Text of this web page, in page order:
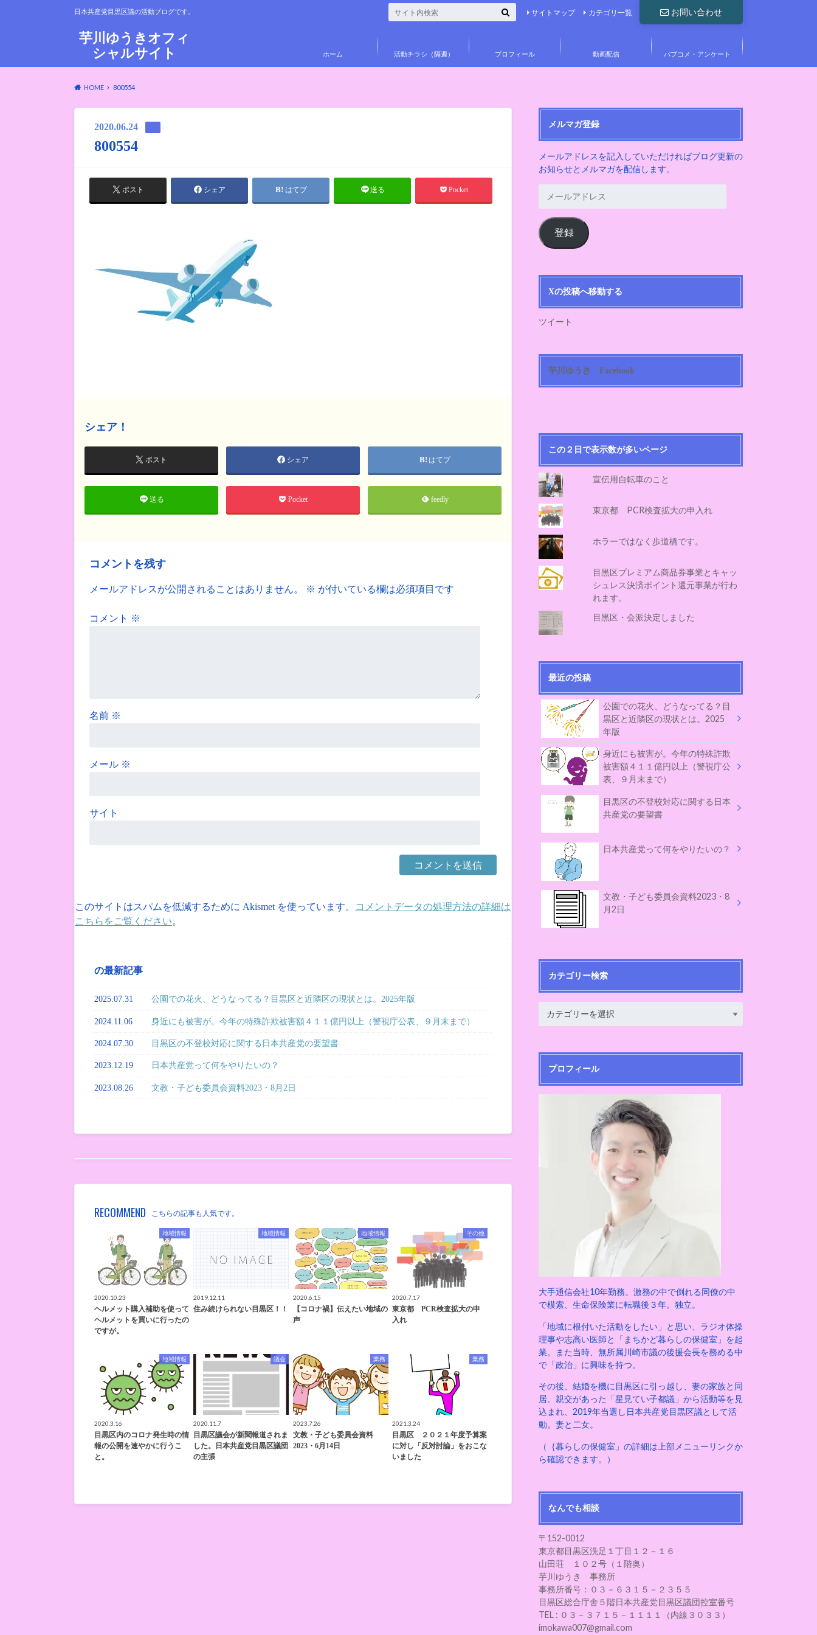
芋川ゆうきオフィ
シャルサイト
日本共産党目黒区議の活動ブログです。 お問い合わせ
サイトマップ カテゴリ一覧
ホーム 活動チラシ（隔週） プロフィール 動画配信 パブコメ・アンケート
HOME 800554
2020.06.24
800554
ポスト シェア はてブ 送る Pocket
シェア！
ポスト シェア はてブ
送る Pocket feedly
コメントを残す
メールアドレスが公開されることはありません。 ※ が付いている欄は必須項目です
コメント ※
名前 ※
メール ※
サイト
このサイトはスパムを低減するために Akismet を使っています。
コメントデータの処理方法の詳細は
こちらをご覧ください。
の最新記事
2025.07.31 公園での花火、どうなってる？目黒区と近隣区の現状とは。2025年版
2024.11.06 身近にも被害が。今年の特殊詐欺被害額４１１億円以上（警視庁公表、９月末まで）
2024.07.30 目黒区の不登校対応に関する日本共産党の要望書
2023.12.19 日本共産党って何をやりたいの？
2023.08.26 文教・子ども委員会資料2023・8月2日
RECOMMEND こちらの記事も人気です。
地域情報
2020.10.23
ヘルメット購入補助を使って
ヘルメットを買いに行ったの
ですが。
地域情報
2019.12.11
住み続けられない目黒区！！
地域情報
2020.6.15
【コロナ禍】伝えたい地域の
声
その他
2020.7.17
東京都 PCR検査拡大の申
入れ
地域情報
2020.3.16
目黒区内のコロナ発生時の情
報の公開を速やかに行うこ
と。
議会
2020.11.7
目黒区議会が新聞報道されま
した。日本共産党目黒区議団
の主張
業務
2023.7.26
文教・子ども委員会資料
2023・6月14日
業務
2021.3.24
目黒区 ２０２１年度予算案
に対し「反対討論」をおこな
いました
メルマガ登録
メールアドレスを記入していただければブログ更新の
お知らせとメルマガを配信します。
ア
ド
登録
Xの投稿へ移動する
ツイート
芋川ゆうき Facebook
この２日で表示数が多いページ
宣伝用自転車のこと
東京都 PCR検査拡大の申入れ
ホラーではなく歩道橋です。
目黒区プレミアム商品券事業とキャッ
シュレス決済ポイント還元事業が行わ
れます。
目黒区・会派決定しました
最近の投稿
公園での花火、どうなってる？目
黒区と近隣区の現状とは。2025
年版
身近にも被害が。今年の特殊詐欺
被害額４１１億円以上（警視庁公
表、９月末まで）
目黒区の不登校対応に関する日本
共産党の要望書
日本共産党って何をやりたいの？
文教・子ども委員会資料2023・8
月2日
カテゴリー検索
プロフィール
大手通信会社10年勤務。激務の中で倒れる同僚の中
で模索、生命保険業に転職後３年。独立。
「地域に根付いた活動をしたい」と思い、ラジオ体操
理事や志高い医師と「まちかど暮らしの保健室」を起
業。また当時、無所属川崎市議の後援会長を務める中
で「政治」に興味を持つ。
その後、結婚を機に目黒区に引っ越し、妻の家族と同
居。親交があった「星見てい子都議」から活動等を見
込まれ、2019年当選し日本共産党目黒区議として活
動。妻と二女。
（｛暮らしの保健室」の詳細は上部メニューリンクか
ら確認できます。）
なんでも相談
〒152-0012
東京都目黒区洗足１丁目１２－１６
山田荘 １０２号（１階奥）
芋川ゆうき 事務所
事務所番号：０３－６３１５－２３５５
目黒区総合庁舎５階日本共産党目黒区議団控室番号
TEL : ０３－３７１５－１１１１（内線３０３３）
imokawa007@gmail.com